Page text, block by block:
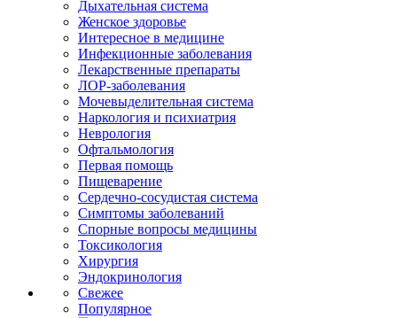
Дыхательная система
Женское здоровье
Интересное в медицине
Инфекционные заболевания
Лекарственные препараты
ЛОР-заболевания
Мочевыделительная система
Наркология и психиатрия
Неврология
Офтальмология
Первая помощь
Пищеварение
Сердечно-сосудистая система
Симптомы заболеваний
Спорные вопросы медицины
Токсикология
Хирургия
Эндокринология
Свежее
Популярное